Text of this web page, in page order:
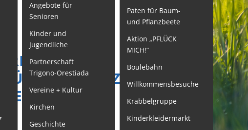
Formulare
Mängelmeldung
Winterdienst
Gutachterausschuss
Organspende
Gleichstellung
Angebote für
Senioren
Kinder und
Jugendliche
Partnerschaft
Trigono-Orestiada
Vereine + Kultur
Kirchen
Geschichte
Paten für Baum-
und Pflanzbeete
Aktion „PFLÜCK
MICH!“
Boulebahn
Willkommensbesuche
Krabbelgruppe
Kinderkleidermarkt
-
EIN ZUSÄTZLICHES